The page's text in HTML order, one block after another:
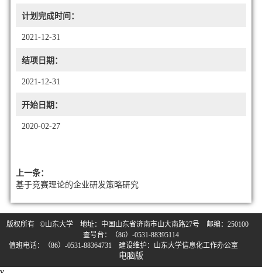
计划完成时间：
2021-12-31
结项日期：
2021-12-31
开始日期：
2020-02-27
上一条：
基于竞赛理论的企业研发策略研究
版权所有 ©山东大学 地址：中国山东省济南市山大南路27号 邮编：250100
查号台：（86）-0531-88395114
值班电话：（86）-0531-88364731 建设维护：山东大学信息化工作办公室
电脑版